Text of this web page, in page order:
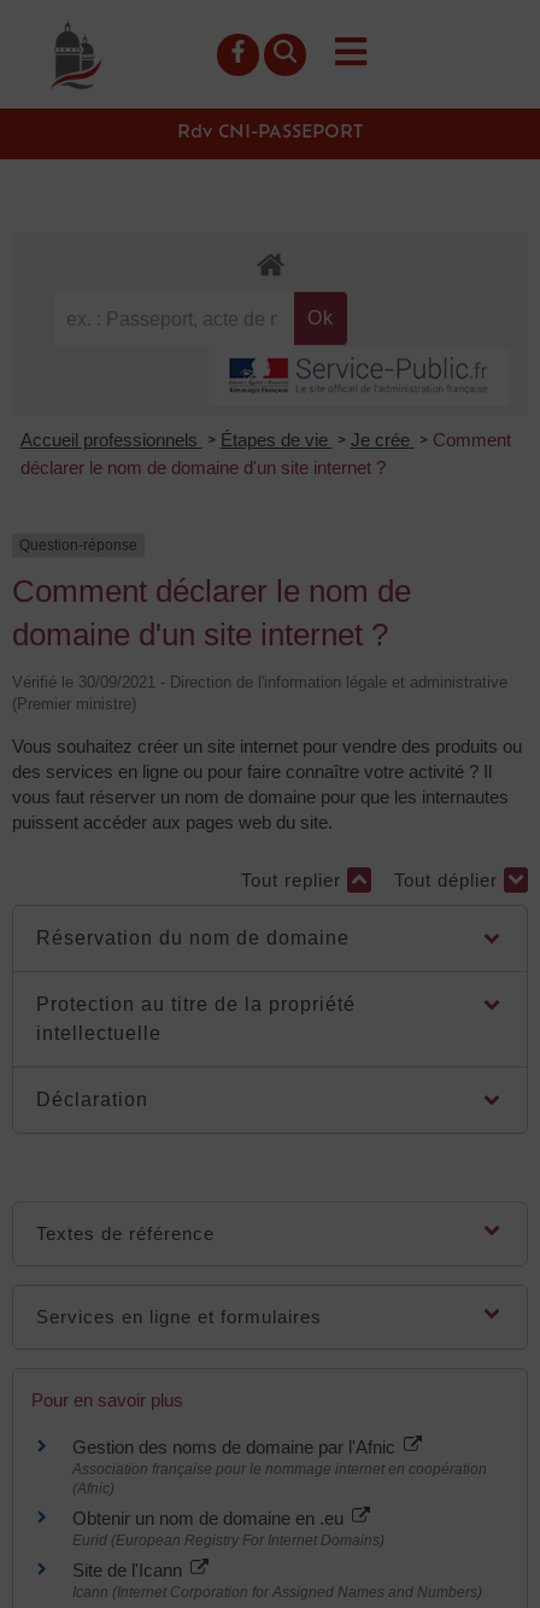
principal
Rdv CNI-PASSEPORT
Accueil professionnels > Étapes de vie > Je crée > Comment
déclarer le nom de domaine d'un site internet ?
Question-réponse
Comment déclarer le nom de
domaine d'un site internet ?
Vérifié le 30/09/2021 - Direction de l'information légale et administrative
(Premier ministre)
Vous souhaitez créer un site internet pour vendre des produits ou
des services en ligne ou pour faire connaître votre activité ? Il
vous faut réserver un nom de domaine pour que les internautes
puissent accéder aux pages web du site.
Tout replier Tout déplier
Réservation du nom de domaine
Protection au titre de la propriété
intellectuelle
Déclaration
Textes de référence
Services en ligne et formulaires
Pour en savoir plus
Gestion des noms de domaine par l'Afnic
Association française pour le nommage internet en coopération
(Afnic)
Obtenir un nom de domaine en .eu
Eurid (European Registry For Internet Domains)
Site de l'Icann
Icann (Internet Corporation for Assigned Names and Numbers)